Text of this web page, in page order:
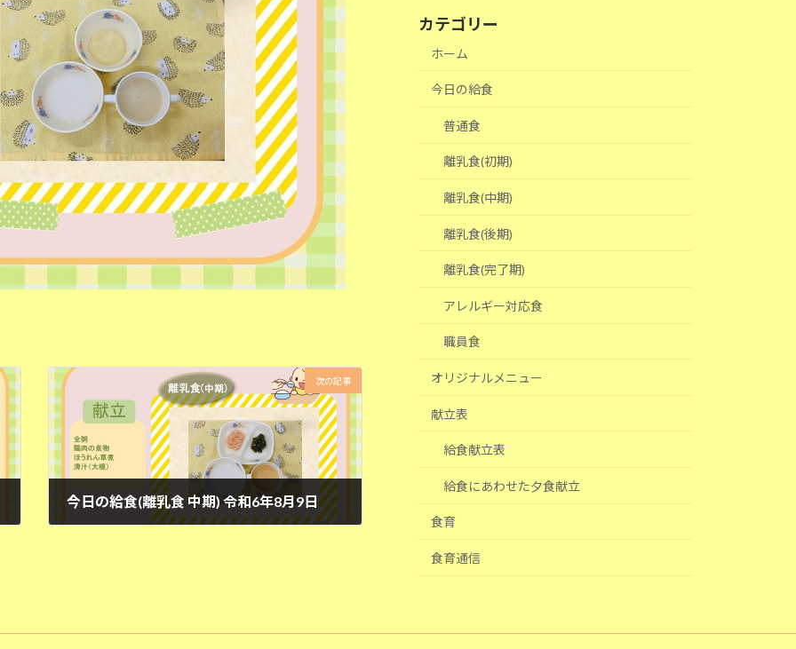
次の記事
今日の給食(離乳食 中期) 令和6年8月9日
カテゴリー
ホーム
今日の給食
普通食
離乳食(初期)
離乳食(中期)
離乳食(後期)
離乳食(完了期)
アレルギー対応食
職員食
オリジナルメニュー
献立表
給食献立表
給食にあわせた夕食献立
食育
食育通信